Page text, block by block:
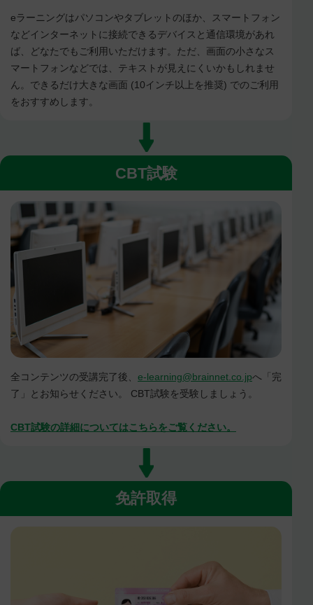
eラーニングはパソコンやタブレットのほか、スマートフォン
などインターネットに接続できるデバイスと通信環境があれ
ば、どなたでもご利用いただけます。ただ、画面の小さなス
マートフォンなどでは、テキストが見えにくいかもしれませ
ん。できるだけ大きな画面 (10インチ以上を推奨) でのご利用
をおすすめします。
CBT試験
全コンテンツの受講完了後、 e-learning@brainnet.co.jpへ「完
了」とお知らせください。 CBT試験を受験しましょう。
CBT試験の詳細についてはこちらをご覧ください。
免許取得